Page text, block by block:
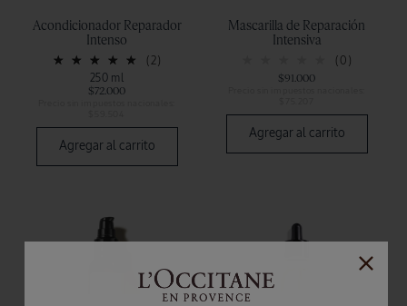
Acondicionador Reparador
Intenso
(2)
250 ml
$72.000
Agregar al carrito
Mascarilla de Reparación
Intensiva
(0)
$91.000
Agregar al carrito